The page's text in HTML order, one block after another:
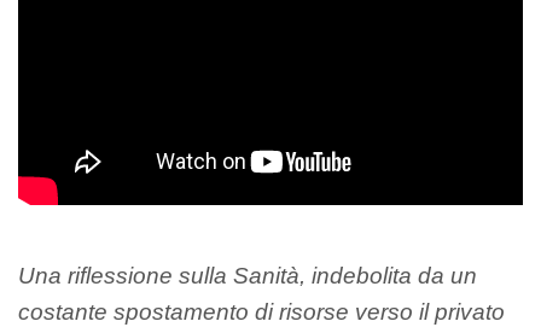
Una riflessione sulla Sanità, indebolita da un
costante spostamento di risorse verso il privato